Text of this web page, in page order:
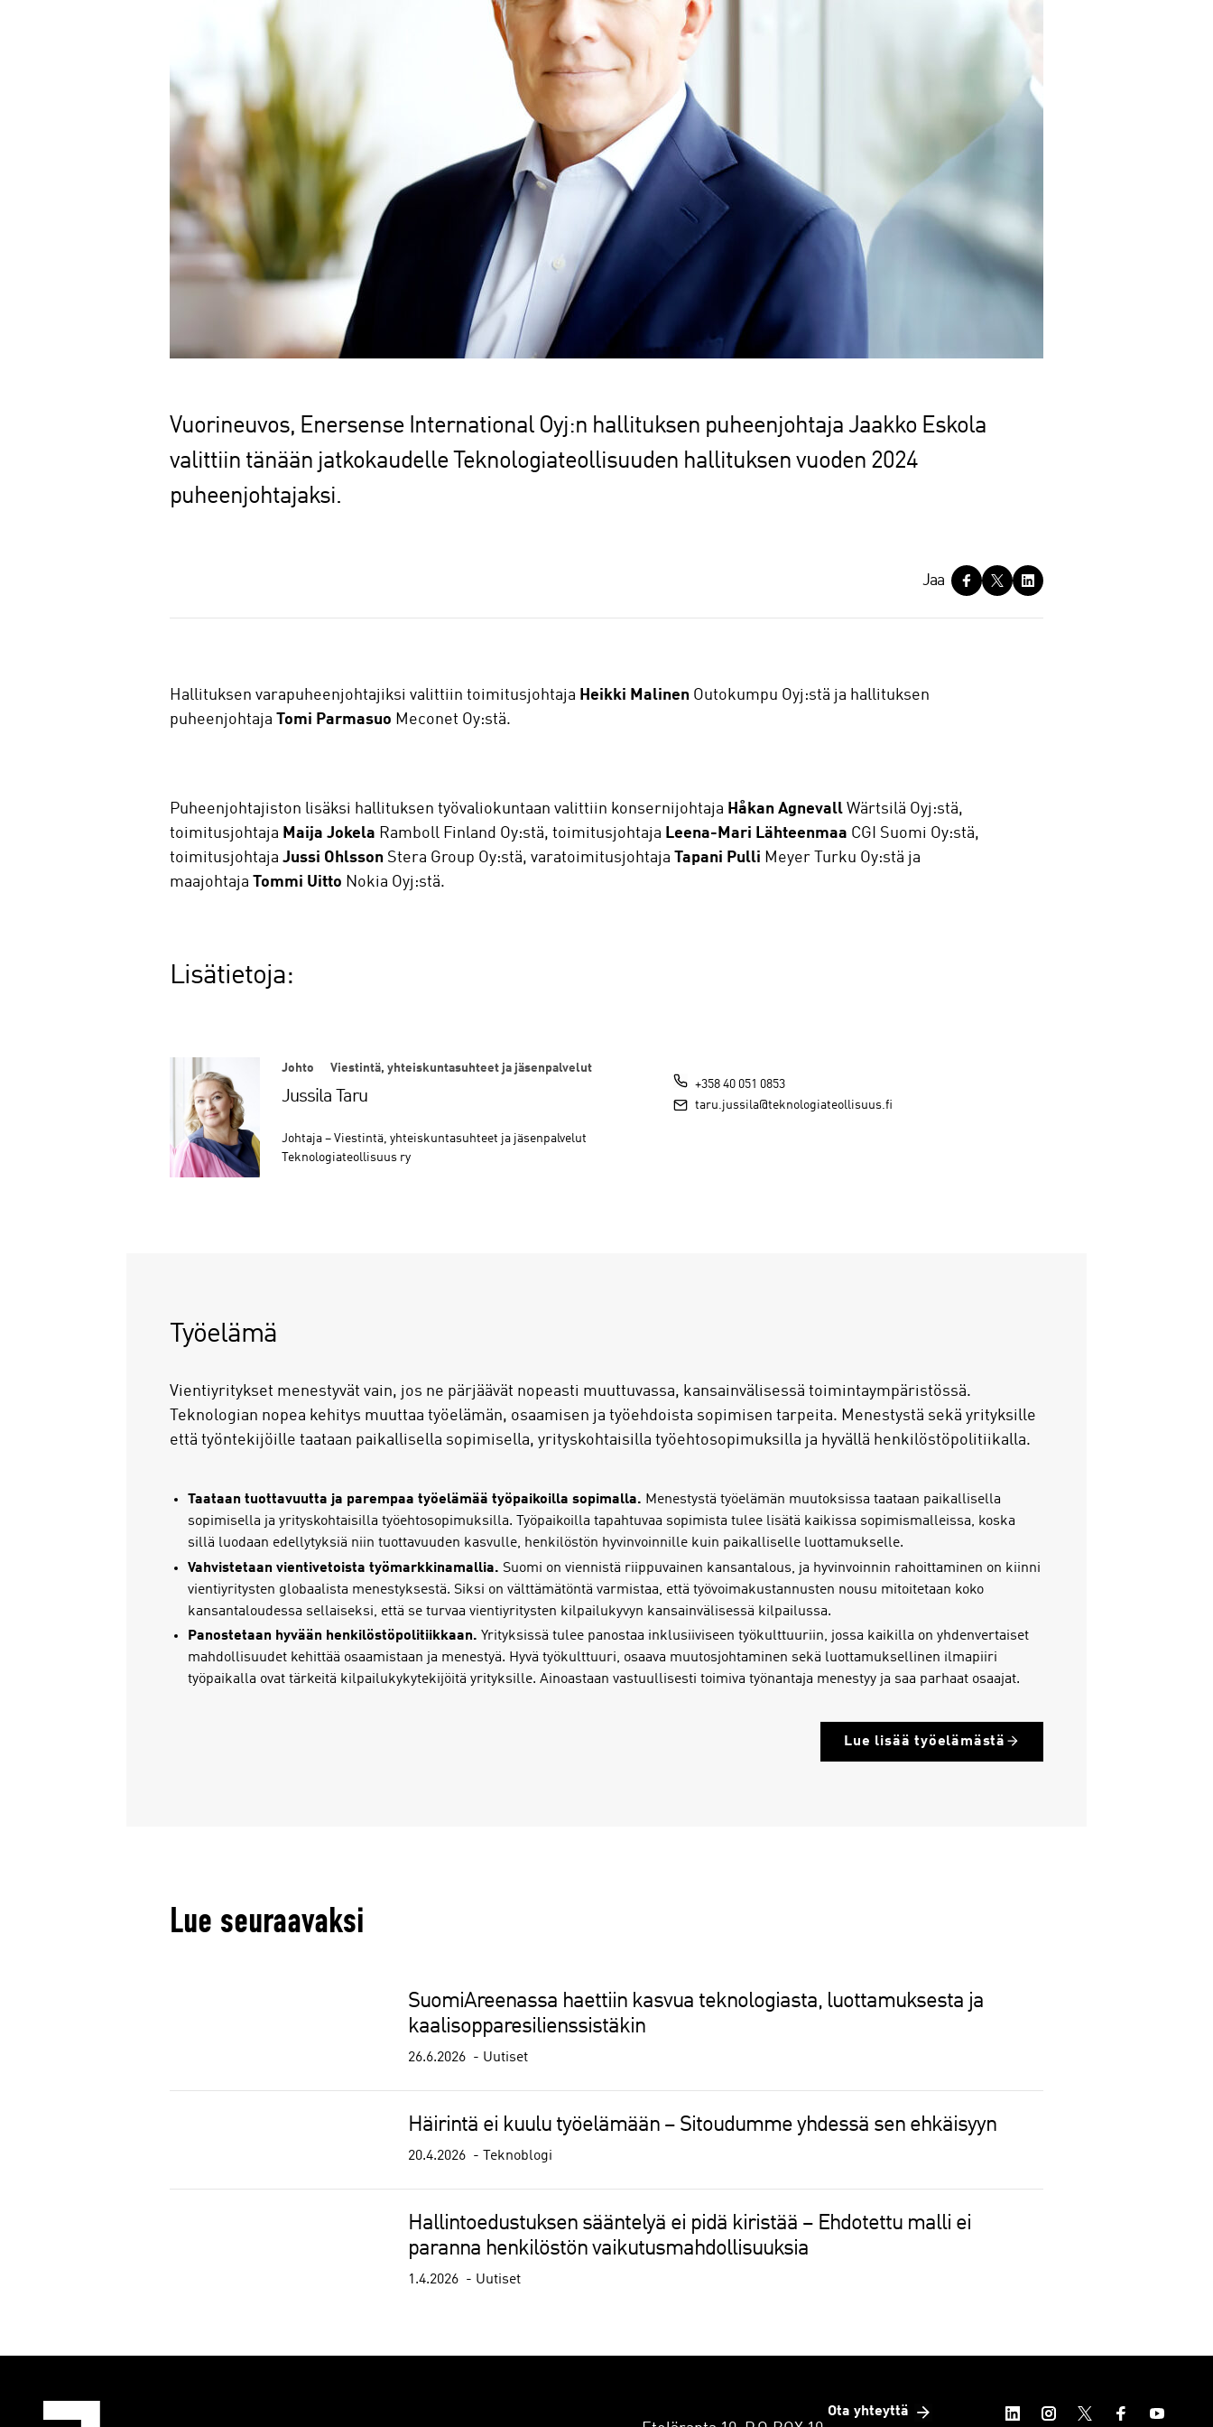
Vuorineuvos, Enersense International Oyj:n hallituksen puheenjohtaja Jaakko Eskola
valittiin tänään jatkokaudelle Teknologiateollisuuden hallituksen vuoden 2024
puheenjohtajaksi.
a
Jaa
Hallituksen varapuheenjohtajiksi valittiin toimitusjohtaja Heikki Malinen Outokumpu Oyj:stä ja hallituksen
puheenjohtaja Tomi Parmasuo Meconet Oy:stä.
Puheenjohtajiston lisäksi hallituksen työvaliokuntaan valittiin konsernijohtaja Håkan Agnevall Wärtsilä Oyj:stä,
toimitusjohtaja Maija Jokela Ramboll Finland Oy:stä, toimitusjohtaja Leena-Mari Lähteenmaa CGI Suomi Oy:stä,
toimitusjohtaja Jussi Ohlsson Stera Group Oy:stä, varatoimitusjohtaja Tapani Pulli Meyer Turku Oy:stä ja
maajohtaja Tommi Uitto Nokia Oyj:stä.
Lisätietoja:
Johto Viestintä, yhteiskuntasuhteet ja jäsenpalvelut
Jussila Taru
Johtaja – Viestintä, yhteiskuntasuhteet ja jäsenpalvelut
Teknologiateollisuus ry
+358 40 051 0853
taru.jussila@teknologiateollisuus.fi
Työelämä
Vientiyritykset menestyvät vain, jos ne pärjäävät nopeasti muuttuvassa, kansainvälisessä toimintaympäristössä.
Teknologian nopea kehitys muuttaa työelämän, osaamisen ja työehdoista sopimisen tarpeita. Menestystä sekä yrityksille
että työntekijöille taataan paikallisella sopimisella, yrityskohtaisilla työehtosopimuksilla ja hyvällä henkilöstöpolitiikalla.
Taataan tuottavuutta ja parempaa työelämää työpaikoilla sopimalla. Menestystä työelämän muutoksissa taataan paikallisella
sopimisella ja yrityskohtaisilla työehtosopimuksilla. Työpaikoilla tapahtuvaa sopimista tulee lisätä kaikissa sopimismalleissa, koska
sillä luodaan edellytyksiä niin tuottavuuden kasvulle, henkilöstön hyvinvoinnille kuin paikalliselle luottamukselle.
Vahvistetaan vientivetoista työmarkkinamallia. Suomi on viennistä riippuvainen kansantalous, ja hyvinvoinnin rahoittaminen on kiinni
vientiyritysten globaalista menestyksestä. Siksi on välttämätöntä varmistaa, että työvoimakustannusten nousu mitoitetaan koko
kansantaloudessa sellaiseksi, että se turvaa vientiyritysten kilpailukyvyn kansainvälisessä kilpailussa.
Panostetaan hyvään henkilöstöpolitiikkaan. Yrityksissä tulee panostaa inklusiiviseen työkulttuuriin, jossa kaikilla on yhdenvertaiset
mahdollisuudet kehittää osaamistaan ja menestyä. Hyvä työkulttuuri, osaava muutosjohtaminen sekä luottamuksellinen ilmapiiri
työpaikalla ovat tärkeitä kilpailukykytekijöitä yrityksille. Ainoastaan vastuullisesti toimiva työnantaja menestyy ja saa parhaat osaajat.
Lue lisää työelämästä
Lue seuraavaksi
SuomiAreenassa haettiin kasvua teknologiasta, luottamuksesta ja
kaalisopparesilienssistäkin
26.6.2026 Uutiset
Häirintä ei kuulu työelämään – Sitoudumme yhdessä sen ehkäisyyn
20.4.2026 Teknoblogi
Hallintoedustuksen sääntelyä ei pidä kiristää – Ehdotettu malli ei
paranna henkilöstön vaikutusmahdollisuuksia
1.4.2026 Uutiset
Ota yhteyttä